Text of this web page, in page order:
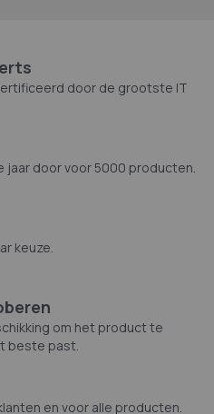
door de grootste IT
jaar door voor 5000 producten.
keuze.
om het product te
beste past.
en voor alle producten.